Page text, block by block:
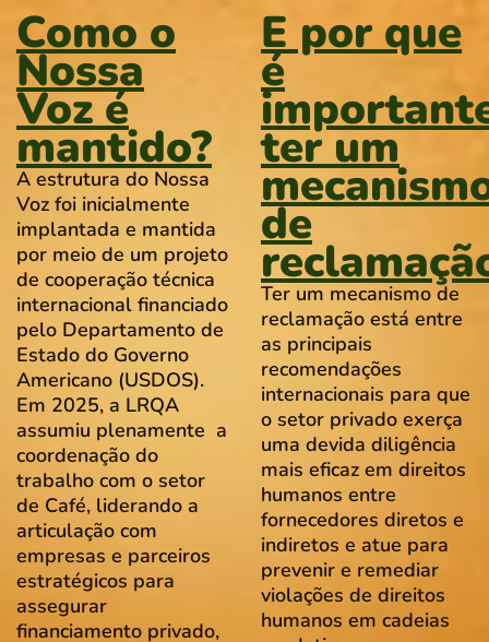
Como o
Nossa
Voz é
mantido?
A estrutura do Nossa
Voz foi inicialmente
implantada e mantida
por meio de um projeto
de cooperação técnica
internacional financiado
pelo Departamento de
Estado do Governo
Americano (USDOS).
Em 2025, a LRQA
assumiu plenamente a
coordenação do
trabalho com o setor
de Café, liderando a
articulação com
empresas e parceiros
estratégicos para
assegurar
financiamento privado,
E por que
é
ter um
de
Ter um mecanismo de
reclamação está entre
as principais
recomendações
internacionais para que
o setor privado exerça
uma devida diligência
mais eficaz em direitos
humanos entre
fornecedores diretos e
indiretos e atue para
prevenir e remediar
violações de direitos
humanos em cadeias